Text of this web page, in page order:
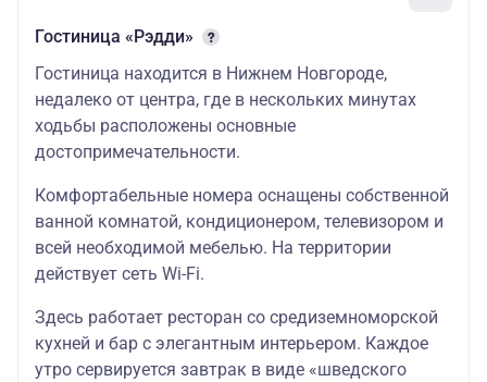
Гостиница «Рэдди»
Гостиница находится в Нижнем Новгороде,
недалеко от центра, где в нескольких минутах
ходьбы расположены основные
достопримечательности.
Комфортабельные номера оснащены собственной
ванной комнатой, кондиционером, телевизором и
всей необходимой мебелью. На территории
действует сеть Wi-Fi.
Здесь работает ресторан со средиземноморской
кухней и бар с элегантным интерьером. Каждое
утро сервируется завтрак в виде «шведского